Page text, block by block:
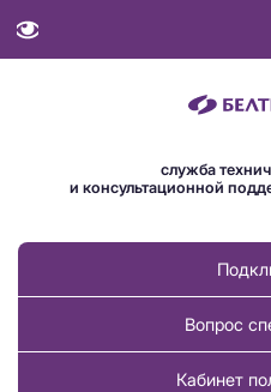
служба
и консультационной
Вопрос
Кабинет